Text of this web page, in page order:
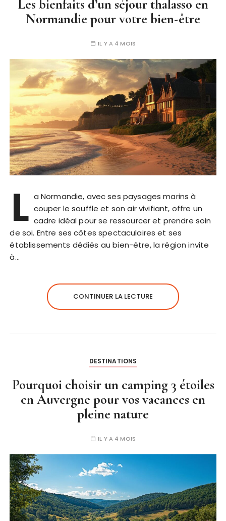
Les bienfaits d’un séjour thalasso en
Normandie pour votre bien-être
IL Y A 4 MOIS
L a Normandie, avec ses paysages marins à
couper le souffle et son air vivifiant, offre un
cadre idéal pour se ressourcer et prendre soin
de soi. Entre ses côtes spectaculaires et ses
établissements dédiés au bien-être, la région invite
à…
CONTINUER LA LECTURE
DESTINATIONS
Pourquoi choisir un camping 3 étoiles
en Auvergne pour vos vacances en
pleine nature
IL Y A 4 MOIS